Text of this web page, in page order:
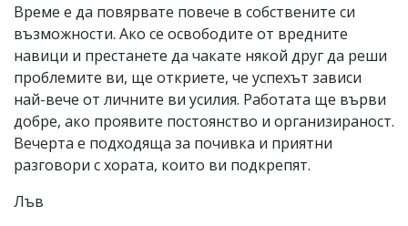
Време е да повярвате повече в собствените си
възможности. Ако се освободите от вредните
навици и престанете да чакате някой друг да реши
проблемите ви, ще откриете, че успехът зависи
най-вече от личните ви усилия. Работата ще върви
добре, ако проявите постоянство и организираност.
Вечерта е подходяща за почивка и приятни
разговори с хората, които ви подкрепят.
Лъв